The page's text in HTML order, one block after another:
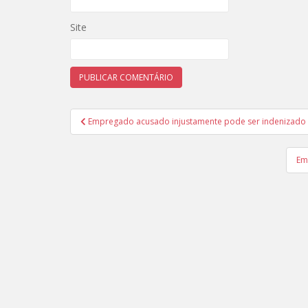
Site
Navegação
de
Empregado acusado injustamente pode ser indenizado